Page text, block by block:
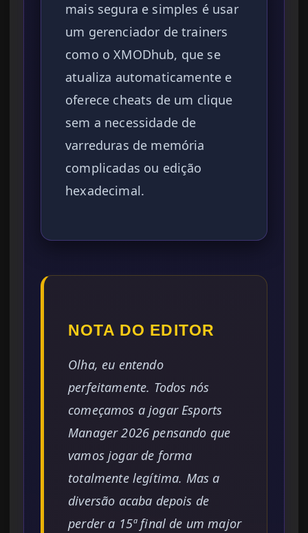
mais segura e simples é usar
um gerenciador de trainers
como o XMODhub, que se
atualiza automaticamente e
oferece cheats de um clique
sem a necessidade de
varreduras de memória
complicadas ou edição
hexadecimal.
NOTA DO EDITOR
Olha, eu entendo
perfeitamente. Todos nós
começamos a jogar Esports
Manager 2026 pensando que
vamos jogar de forma
totalmente legítima. Mas a
diversão acaba depois de
perder a 15ª final de um major